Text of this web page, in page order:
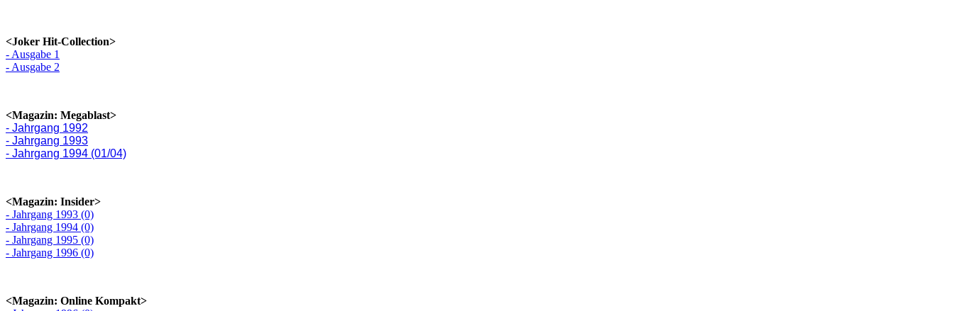
<Joker Hit-Collection>
- Ausgabe 1
- Ausgabe 2
<Magazin: Megablast>
- Jahrgang 1992
- Jahrgang 1993
- Jahrgang 1994 (01/04)
<Magazin: Insider>
- Jahrgang 1993 (0)
- Jahrgang 1994 (0)
- Jahrgang 1995 (0)
- Jahrgang 1996 (0)
<Magazin: Online Kompakt>